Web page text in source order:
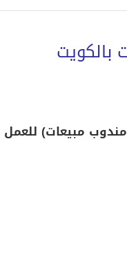
بالكويت
مبيعات) للعمل